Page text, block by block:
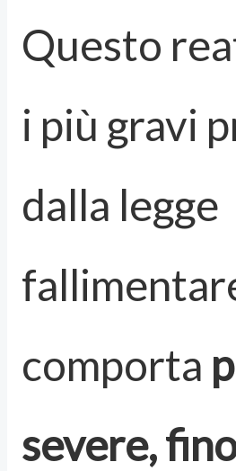
Questo
i più gravi
dalla legge
comporta
severe,